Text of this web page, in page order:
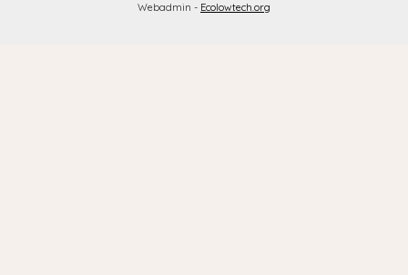
Webadmin - Ecolowtech.org